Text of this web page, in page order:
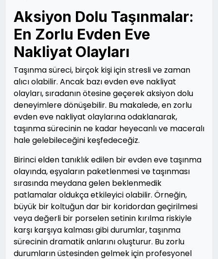
Aksiyon Dolu Taşınmalar:
En Zorlu Evden Eve
Nakliyat Olayları
Taşınma süreci, birçok kişi için stresli ve zaman
alıcı olabilir. Ancak bazı evden eve nakliyat
olayları, sıradanın ötesine geçerek aksiyon dolu
deneyimlere dönüşebilir. Bu makalede, en zorlu
evden eve nakliyat olaylarına odaklanarak,
taşınma sürecinin ne kadar heyecanlı ve maceralı
hale gelebileceğini keşfedeceğiz.
Birinci elden tanıklık edilen bir evden eve taşınma
olayında, eşyaların paketlenmesi ve taşınması
sırasında meydana gelen beklenmedik
patlamalar oldukça etkileyici olabilir. Örneğin,
büyük bir koltuğun dar bir koridordan geçirilmesi
veya değerli bir porselen setinin kırılma riskiyle
karşı karşıya kalması gibi durumlar, taşınma
sürecinin dramatik anlarını oluşturur. Bu zorlu
durumların üstesinden gelmek için profesyonel